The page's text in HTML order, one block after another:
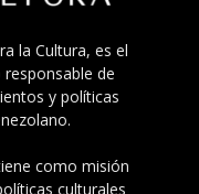
la Cultura, es el
de
y políticas
como misión
culturales